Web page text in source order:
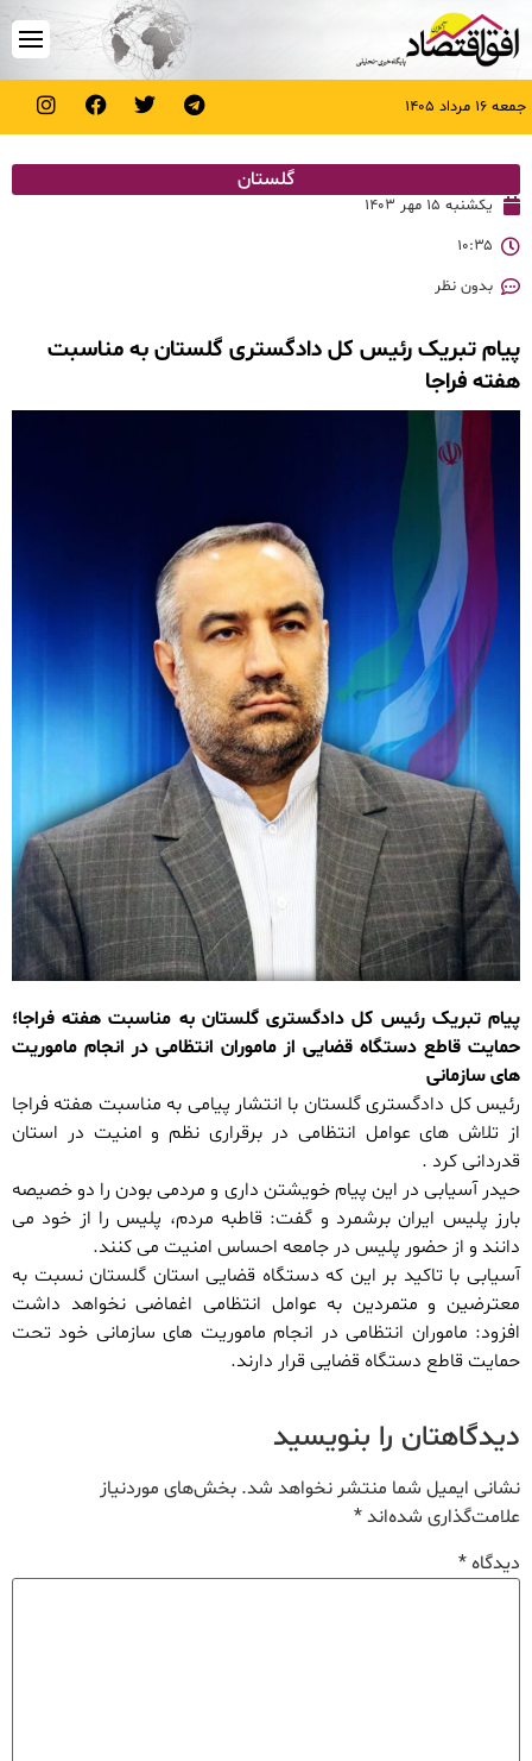
جمعه ۱۶ مرداد ۱۴۰۵
گلستان
یکشنبه ۱۵ مهر ۱۴۰۳
۱۰:۳۵
بدون نظر
پیام تبریک رئیس کل دادگستری گلستان به مناسبت
هفته فراجا
پیام تبریک رئیس کل دادگستری گلستان به مناسبت هفته فراجا؛
حمایت قاطع دستگاه قضایی از ماموران انتظامی در انجام ماموریت
های سازمانی
رئیس کل دادگستری گلستان با انتشار پیامی به مناسبت هفته فراجا
از تلاش های عوامل انتظامی در برقراری نظم و امنیت در استان
قدردانی کرد .
حیدر آسیابی در این پیام خویشتن داری و مردمی بودن را دو خصیصه
بارز پلیس ایران برشمرد و گفت: قاطبه مردم، پلیس را از خود می
دانند و از حضور پلیس در جامعه احساس امنیت می کنند.
آسیابی با تاکید بر این که دستگاه قضایی استان گلستان نسبت به
معترضین و متمردین به عوامل انتظامی اغماضی نخواهد داشت
افزود: ماموران انتظامی در انجام ماموریت های سازمانی خود تحت
حمایت قاطع دستگاه قضایی قرار دارند.
دیدگاهتان را بنویسید
نشانی ایمیل شما منتشر نخواهد شد. بخش‌های موردنیاز
علامت‌گذاری شده‌اند*
دیدگاه*